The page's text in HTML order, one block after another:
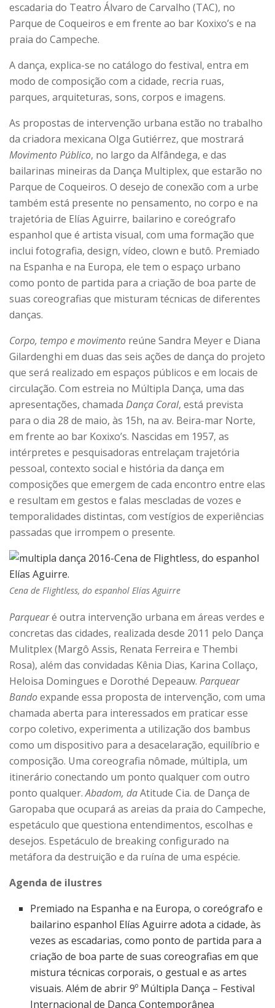
escadaria do Teatro Álvaro de Carvalho (TAC), no
Parque de Coqueiros e em frente ao bar Koxixo’s e na
praia do Campeche.
A dança, explica-se no catálogo do festival, entra em
modo de composição com a cidade, recria ruas,
parques, arquiteturas, sons, corpos e imagens.
As propostas de intervenção urbana estão no trabalho
da criadora mexicana Olga Gutiérrez, que mostrará
Movimento Público, no largo da Alfândega, e das
bailarinas mineiras da Dança Multiplex, que estarão no
Parque de Coqueiros. O desejo de conexão com a urbe
também está presente no pensamento, no corpo e na
trajetória de Elías Aguirre, bailarino e coreógrafo
espanhol que é artista visual, com uma formação que
inclui fotografia, design, vídeo, clown e butô. Premiado
na Espanha e na Europa, ele tem o espaço urbano
como ponto de partida para a criação de boa parte de
suas coreografias que misturam técnicas de diferentes
danças.
Corpo, tempo e movimento reúne Sandra Meyer e Diana
Gilardenghi em duas das seis ações de dança do projeto
que será realizado em espaços públicos e em locais de
circulação. Com estreia no Múltipla Dança, uma das
apresentações, chamada Dança Coral, está prevista
para o dia 28 de maio, às 15h, na av. Beira-mar Norte,
em frente ao bar Koxixo’s. Nascidas em 1957, as
intérpretes e pesquisadoras entrelaçam trajetória
pessoal, contexto social e história da dança em
composições que emergem de cada encontro entre elas
e resultam em gestos e falas mescladas de vozes e
temporalidades distintas, com vestígios de experiências
passadas que irrompem o presente.
Cena de Flightless, do espanhol Elías Aguirre
Parquearé outra intervenção urbana em áreas verdes e
concretas das cidades, realizada desde 2011 pelo Dança
Mulitplex (Margô Assis, Renata Ferreira e Thembi
Rosa), além das convidadas Kênia Dias, Karina Collaço,
Heloisa Domingues e Dorothé Depeauw. Parquear
Bandoexpande essa proposta de intervenção, com uma
chamada aberta para interessados em praticar esse
corpo coletivo, experimenta a utilização dos bambus
como um dispositivo para a desacelaração, equilíbrio e
composição. Uma coreografia nômade, múltipla, um
itinerário conectando um ponto qualquer com outro
ponto qualquer.Abadom, daAtitude Cia. de Dança de
Garopaba que ocupará as areias da praia do Campeche,
espetáculo que questiona entendimentos, escolhas e
desejos. Espetáculo de breaking configurado na
metáfora da destruição e da ruína de uma espécie.
Agenda de ilustres
Premiado na Espanha e na Europa, o coreógrafo e
bailarino espanhol Elías Aguirre adota a cidade, às
vezes as escadarias, como ponto de partida para a
criação de boa parte de suas coreografias em que
mistura técnicas corporais, o gestual e as artes
visuais. Além de abrir 9º Múltipla Dança – Festival
Internacional de Dança Contemporânea